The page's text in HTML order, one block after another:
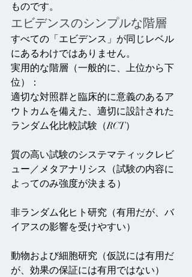
ものです。
エビデンスのシンプルな階層
すべての「エビデンス」が同じレベル
にあるわけではありません。
実用的な階層（一般的に、上位から下
位）：
適切な対照群と臨床的に意義のあるア
ウトカムを備えた、適切に設計された
ランダム化比較試験（RCT）
質の高い試験のシステマティックレビ
ュー／メタアナリシス（試験の内容に
よってのみ強度が決まる）
非ランダム化ヒト研究（有用だが、バ
イアスの影響を受けやすい）
動物および細胞研究（仮説には有用だ
が、効果の保証には有用ではない）